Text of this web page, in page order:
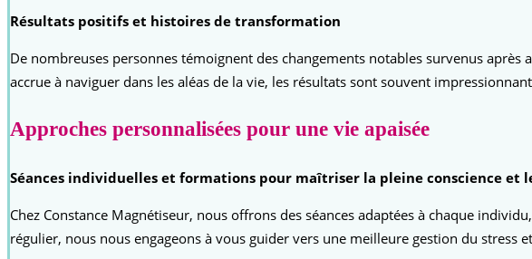
Résultats positifs et histoires de transformation
De nombreuses personnes témoignent des changements notables survenus
accrue à naviguer dans les aléas de la vie, les résultats sont souvent
Approches personnalisées pour une vie apaisée
Séances individuelles et formations pour maîtriser la pleine conscience et
Chez Constance Magnétiseur, nous offrons des séances adaptées à chaque
régulier, nous nous engageons à vous guider vers une meilleure gestion du stress